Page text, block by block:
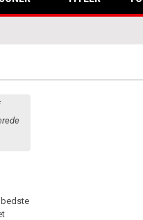
bedste